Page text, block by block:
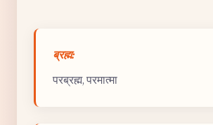
ब्रह्म:
परब्रह्म, परमात्मा